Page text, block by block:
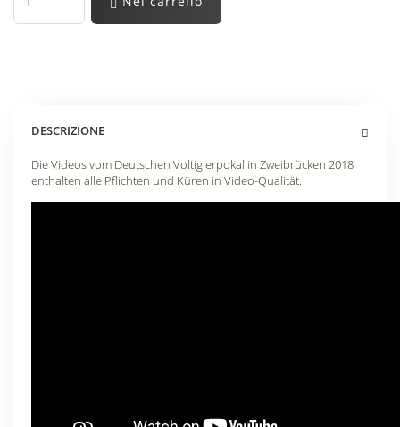
DESCRIZIONE
Die Videos vom Deutschen Voltigierpokal in Zweibrücken 2018
enthalten alle Pflichten und Küren in Video-Qualität.